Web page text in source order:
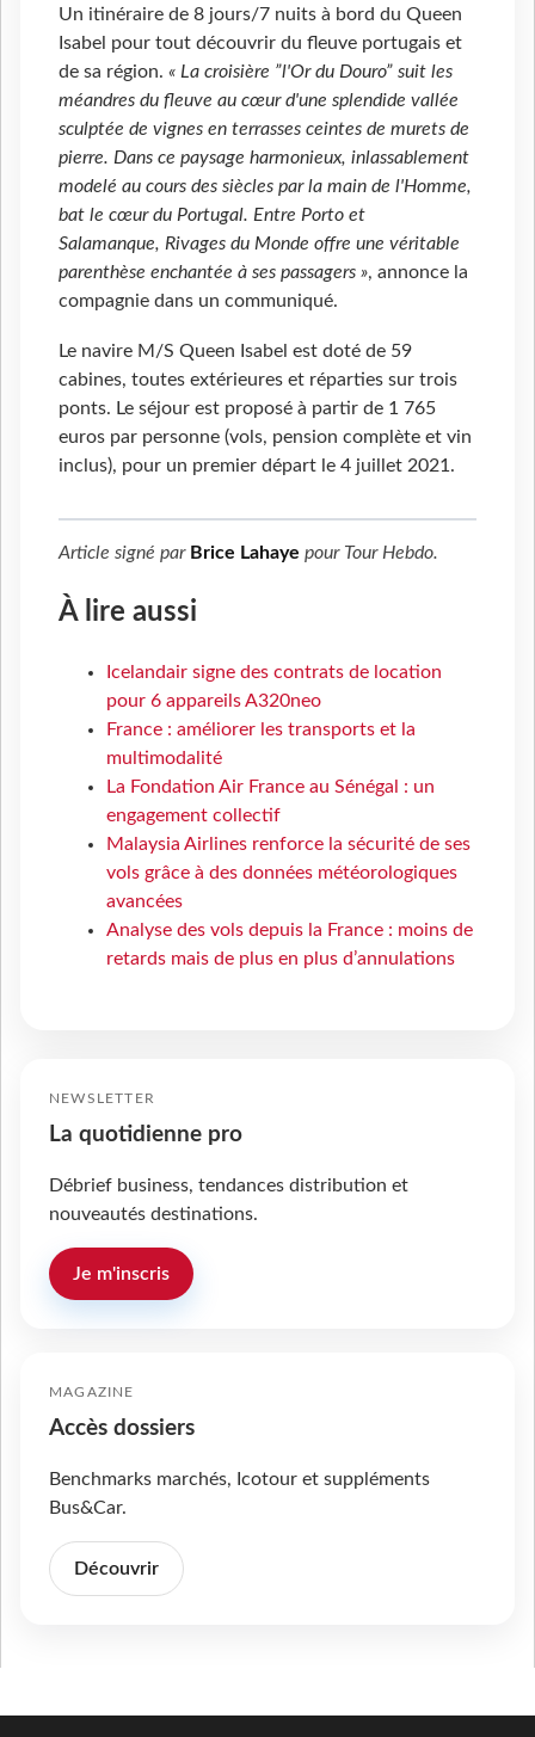
Un itinéraire de 8 jours/7 nuits à bord du Queen
Isabel pour tout découvrir du fleuve portugais et
de sa région. « La croisière ”l'Or du Douro” suit les
méandres du fleuve au cœur d'une splendide vallée
sculptée de vignes en terrasses ceintes de murets de
pierre. Dans ce paysage harmonieux, inlassablement
modelé au cours des siècles par la main de l'Homme,
bat le cœur du Portugal. Entre Porto et
Salamanque, Rivages du Monde offre une véritable
parenthèse enchantée à ses passagers », annonce la
compagnie dans un communiqué.
Le navire M/S Queen Isabel est doté de 59
cabines, toutes extérieures et réparties sur trois
ponts. Le séjour est proposé à partir de 1 765
euros par personne (vols, pension complète et vin
inclus), pour un premier départ le 4 juillet 2021.
Article signé par Brice Lahaye pour Tour Hebdo.
À lire aussi
Icelandair signe des contrats de location
pour 6 appareils A320neo
France : améliorer les transports et la
multimodalité
La Fondation Air France au Sénégal : un
engagement collectif
Malaysia Airlines renforce la sécurité de ses
vols grâce à des données météorologiques
avancées
Analyse des vols depuis la France : moins de
retards mais de plus en plus d’annulations
NEWSLETTER
La quotidienne pro
Débrief business, tendances distribution et
nouveautés destinations.
Je m'inscris
MAGAZINE
Accès dossiers
Benchmarks marchés, Icotour et suppléments
Bus&Car.
Découvrir